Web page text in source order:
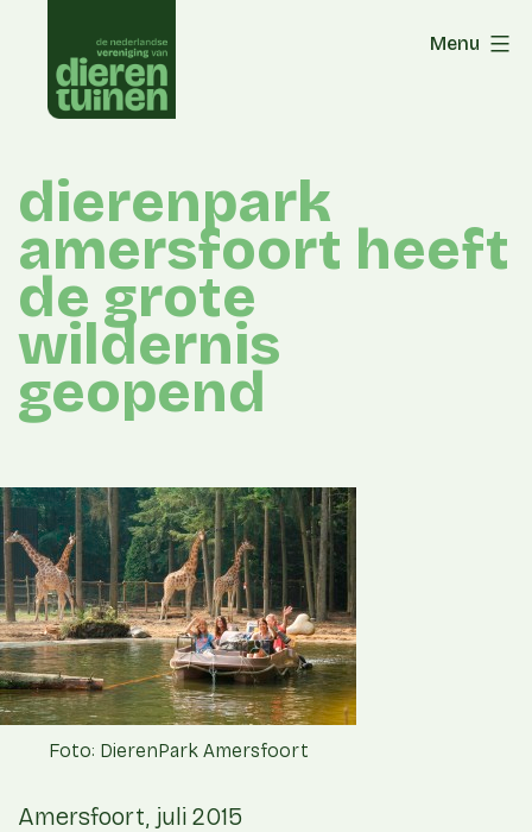
content
Menu
dierenpark
amersfoort heeft
de grote
wildernis
geopend
Foto: DierenPark Amersfoort
Amersfoort, juli 2015